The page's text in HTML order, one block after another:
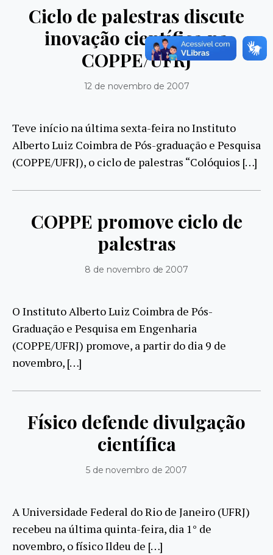
Ciclo de palestras discute
inovação científica na
COPPE/UFRJ
12 de novembro de 2007
Teve início na última sexta-feira no Instituto
Alberto Luiz Coimbra de Pós-graduação e Pesquisa
(COPPE/UFRJ), o ciclo de palestras “Colóquios […]
COPPE promove ciclo de
palestras
8 de novembro de 2007
O Instituto Alberto Luiz Coimbra de Pós-
Graduação e Pesquisa em Engenharia
(COPPE/UFRJ) promove, a partir do dia 9 de
novembro, […]
Físico defende divulgação
científica
5 de novembro de 2007
A Universidade Federal do Rio de Janeiro (UFRJ)
recebeu na última quinta-feira, dia 1° de
novembro, o físico Ildeu de […]